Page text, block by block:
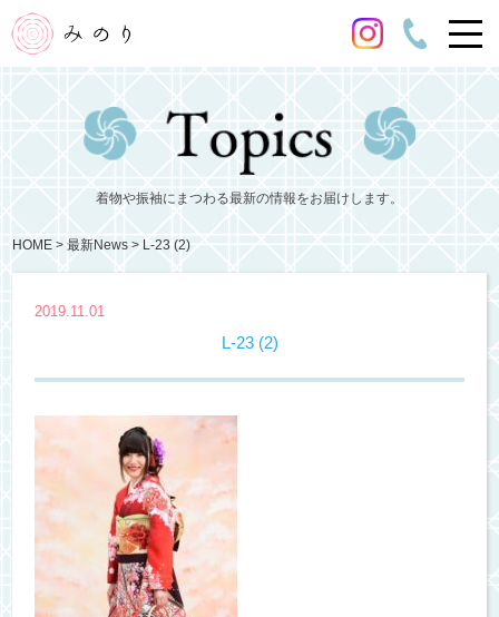
着物や振袖にまつわる最新の情報をお届けします。
HOME 最新News L-23 (2)
2019.11.01
L-23 (2)